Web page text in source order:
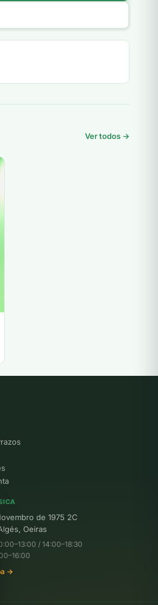
Ver todos →
de 1975 2C
Oeiras
/ 14:00–18:30
→